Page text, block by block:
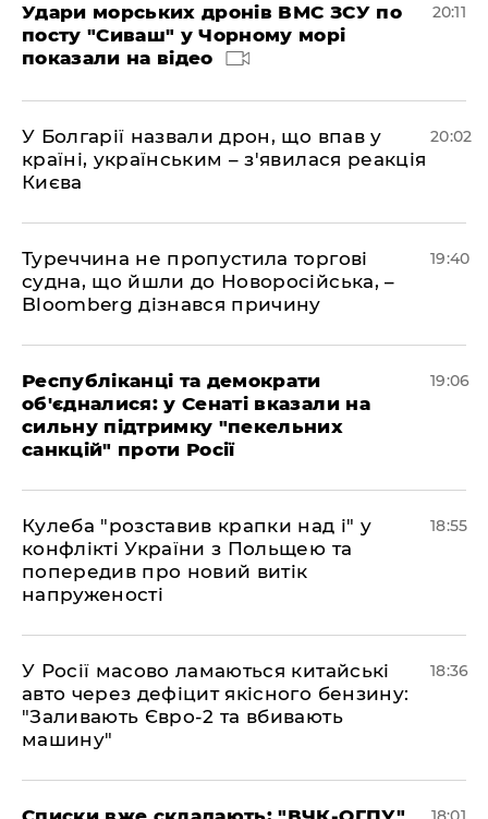
Удари морських дронів ВМС ЗСУ по
посту "Сиваш" у Чорному морі
показали на відео
20:11
У Болгарії назвали дрон, що впав у
країні, українським – з'явилася реакція
Києва
20:02
Туреччина не пропустила торгові
судна, що йшли до Новоросійська, –
Bloomberg дізнався причину
19:40
Республіканці та демократи
об'єдналися: у Сенаті вказали на
сильну підтримку "пекельних
санкцій" проти Росії
19:06
Кулеба "розставив крапки над і" у
конфлікті України з Польщею та
попередив про новий витік
напруженості
18:55
У Росії масово ламаються китайські
авто через дефіцит якісного бензину:
"Заливають Євро-2 та вбивають
машину"
18:36